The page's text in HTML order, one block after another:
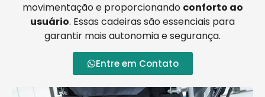
movimentação e proporcionando conforto ao
usuário. Essas cadeiras são essenciais para
garantir mais autonomia e segurança.
Entre em Contato